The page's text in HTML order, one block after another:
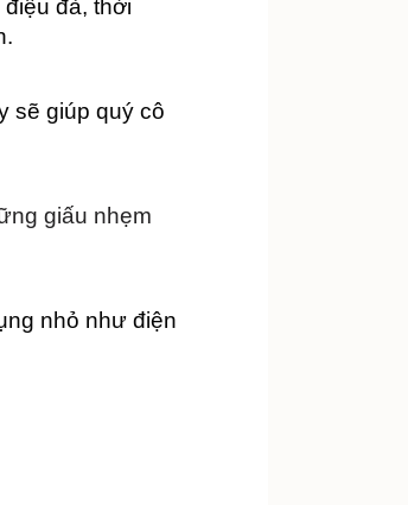
đà, thời
sẽ giúp quý cô
giấu nhẹm
nhỏ như điện